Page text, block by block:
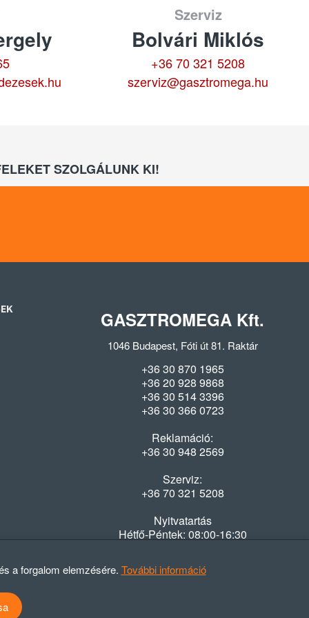
Szerviz
Bolvári Miklós
+36 70 321 5208
szerviz@gasztromega.hu
SZOLGÁLUNK KI!
GASZTROMEGA Kft.
1046 Budapest, Fóti út 81. Raktár
+36 30 870 1965
+36 20 928 9868
+36 30 514 3396
+36 30 366 0723
Reklamáció:
+36 30 948 2569
Szerviz:
+36 70 321 5208
Nyitvatartás
Hétfő-Péntek: 08:00-16:30
szabályzat
a forgalom elemzésére. További információ